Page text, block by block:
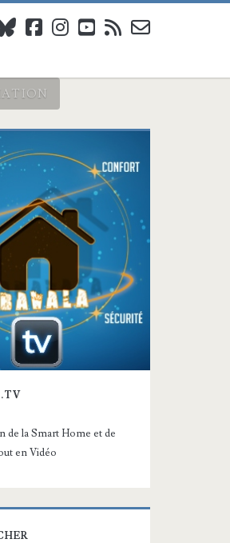
blueskyfacebook
instagram
youtube
rss email-
de la Smart Home et de
en Vidéo